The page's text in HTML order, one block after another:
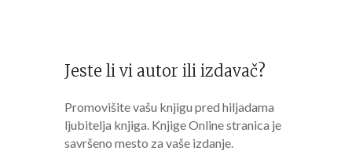
Jeste li vi autor ili izdavač?
Promovišite vašu knjigu pred hiljadama
ljubitelja knjiga. Knjige Online stranica je
savršeno mesto za vaše izdanje.